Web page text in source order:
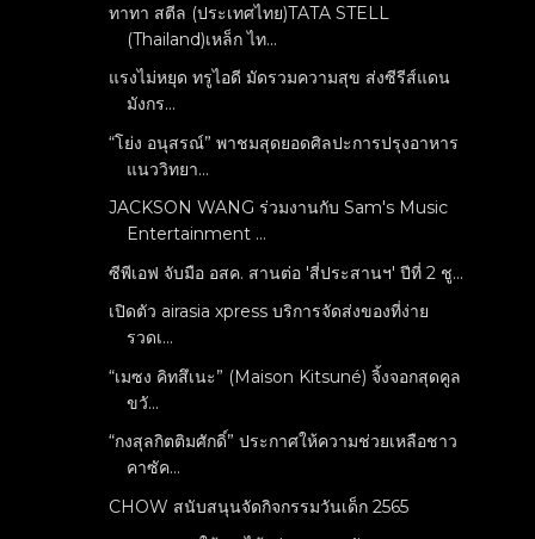
ทาทา สตีล (ประเทศไทย)TATA STELL
(Thailand)เหล็ก ไท...
แรงไม่หยุด ทรูไอดี มัดรวมความสุข ส่งซีรีส์แดน
มังกร...
“โย่ง อนุสรณ์” พาชมสุดยอดศิลปะการปรุงอาหาร
แนววิทยา...
JACKSON WANG ร่วมงานกับ Sam's Music
Entertainment ...
ซีพีเอฟ จับมือ อสค. สานต่อ 'สี่ประสานฯ' ปีที่ 2 ชู...
เปิดตัว airasia xpress บริการจัดส่งของที่ง่าย
รวดเ...
“เมซง คิทสึเนะ” (Maison Kitsuné) จิ้งจอกสุดคูล
ขวั...
“กงสุลกิตติมศักดิ์” ประกาศให้ความช่วยเหลือชาว
คาซัค...
CHOW สนับสนุนจัดกิจกรรมวันเด็ก 2565